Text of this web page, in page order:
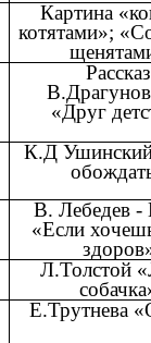
Картина
котятами»;
Рассказ
«Друг
К.Д
В. Лебедев -
«Если
Л.Толстой
Е.Трутнева